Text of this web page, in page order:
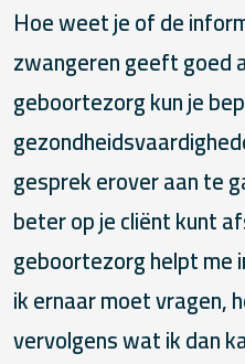
Hoe weet je of de
zwangeren geeft goed
geboortezorg kun je
gesprek erover aan te
beter op je cliënt kunt
geboortezorg helpt me
ik ernaar moet vragen,
vervolgens wat ik dan